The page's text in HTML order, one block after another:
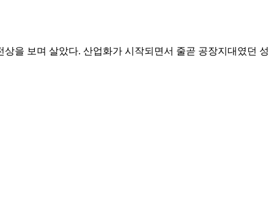
을 보며 살았다. 산업화가 시작되면서 줄곧 공장지대였던 성